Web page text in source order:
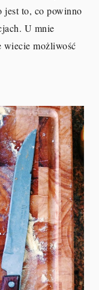
jest to, co powinno
U mnie
wiecie możliwość